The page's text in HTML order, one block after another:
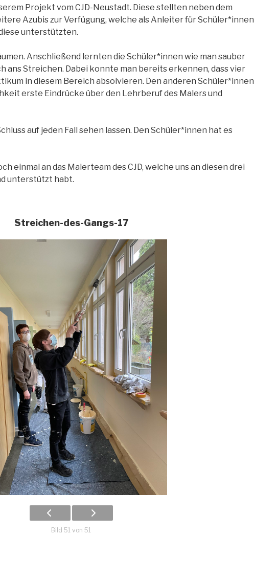
Projekt vom CJD-Neustadt. Diese stellten neben dem
Azubis zur Verfügung, welche als Anleiter für Schüler*innen
unterstützten.
Anschließend lernten die Schüler*innen wie man sauber
ans Streichen. Dabei konnte man bereits erkennen, dass vier
in diesem Bereich absolvieren. Den anderen Schüler*innen
erste Eindrücke über den Lehrberuf des Malers und
auf jeden Fall sehen lassen. Den Schüler*innen hat es
einmal an das Malerteam des CJD, welche uns an diesen drei
unterstützt habt.
Streichen-des-Gangs-17
Bild 51 von 51